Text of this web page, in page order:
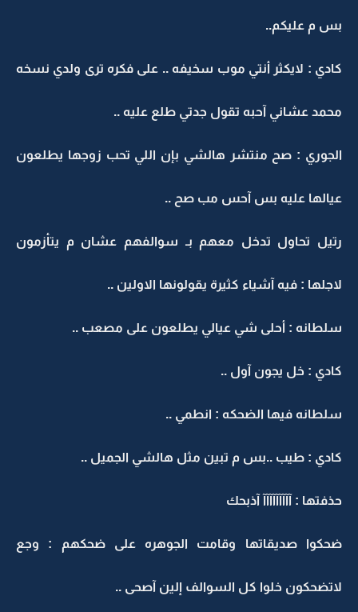
بس م عليكم..
كادي : لايكثر أنتي موب سخيفه .. على فكره ترى ولدي نسخه
محمد عشاني آحبه تقول جدتي طلع عليه ..
الجوري : صح منتشر هالشي بإن اللي تحب زوجها يطلعون
عيالها عليه بس آحس مب صح ..
رتيل تحاول تدخل معهم بـ سوالفهم عشان م يتأزمون
لاجلها : فيه آشياء كثيرة يقولونها الاولين ..
سلطانه : أحلى شي عيالي يطلعون على مصعب ..
كادي : خل يجون آول ..
سلطانه فيها الضحكه : انطمي ..
كادي : طيب ..بس م تبين مثل هالشي الجميل ..
حذفتها : آآآآآآآآآ آذبحك
ضحكوا صديقاتها وقامت الجوهره على ضحكهم : وجع
لاتضحكون خلوا كل السوالف إلين آصحى ..